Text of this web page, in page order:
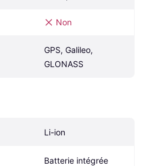
Non
GPS, Galileo,
GLONASS
Li-ion
Batterie intégrée